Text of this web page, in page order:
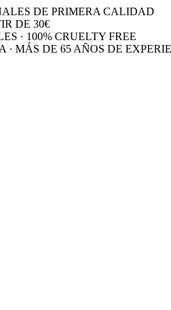
DE PRIMERA CALIDAD
DE 30€
· 100% CRUELTY FREE
· MÁS DE 65 AÑOS DE